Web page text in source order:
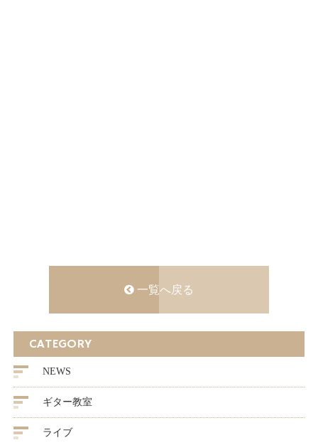
一覧へ戻る
CATEGORY
NEWS
ギター教室
ライブ